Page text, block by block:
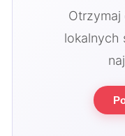
lokalnych